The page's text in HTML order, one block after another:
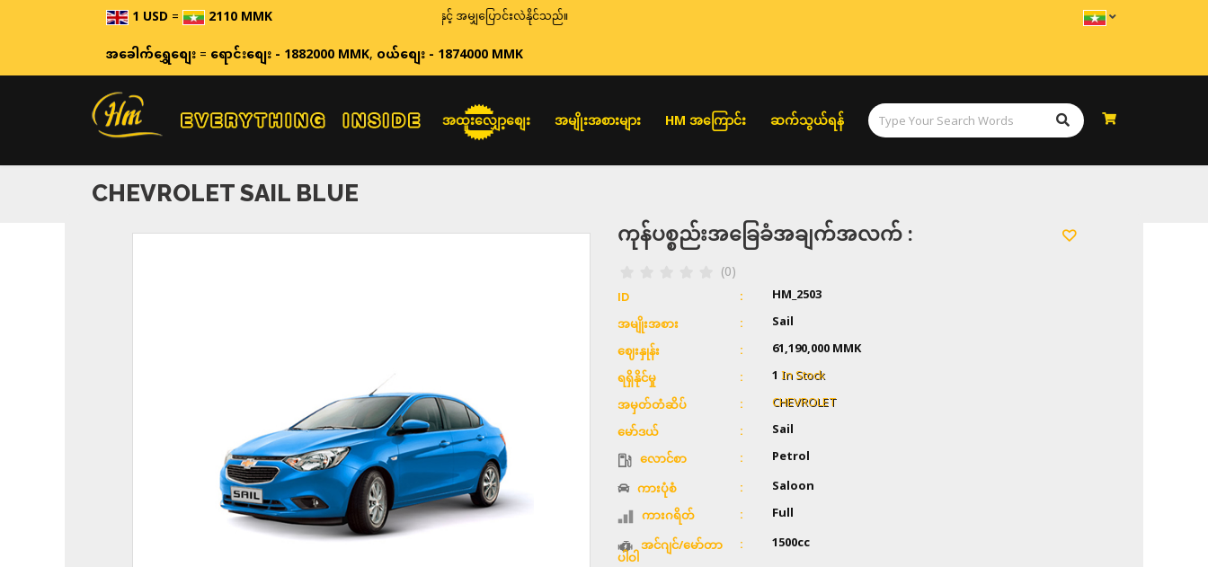
1 USD= 2110 MMKဈေးနှုန်းများသည် အချိန်နှင့် အမျှပြောင်းလဲနိုင်သည်။
အခေါက်ရွှေစျေး=ရောင်းစျေး - 1882000 MMK,ဝယ်စျေး - 1874000 MMK
အထူးလျှော့စျေး အမျိုးအစားများ HM အကြောင်း ဆက်သွယ်ရန်
CHEVROLET SAIL BLUE
ကုန်ပစ္စည်းအခြေခံအချက်အလက် :
(0)
ID HM_2503
အမျိုးအစား Sail
ဈေးနှုန်း 61,190,000 MMK
ရရှိနိုင်မှု 1In Stock
အမှတ်တံဆိပ် CHEVROLET
မော်ဒယ် Sail
လောင်စာ Petrol
ကားပုံစံ Saloon
ကားဂရိတ် Full
အင်ဂျင်/မော်တာ
ပါဝါ
1500cc